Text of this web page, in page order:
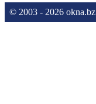
© 2003 - 2026 okna.bz